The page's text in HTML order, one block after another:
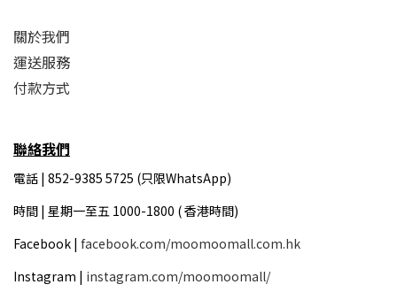
關於我們
運送服務
付款方式
聯絡我們
電話 | 852-9385 5725 (只限WhatsApp)
時間 | 星期一至五 1000-1800 ( 香港時間)
Facebook | facebook.com/moomoomall.com.hk
Instagram | instagram.com/moomoomall/